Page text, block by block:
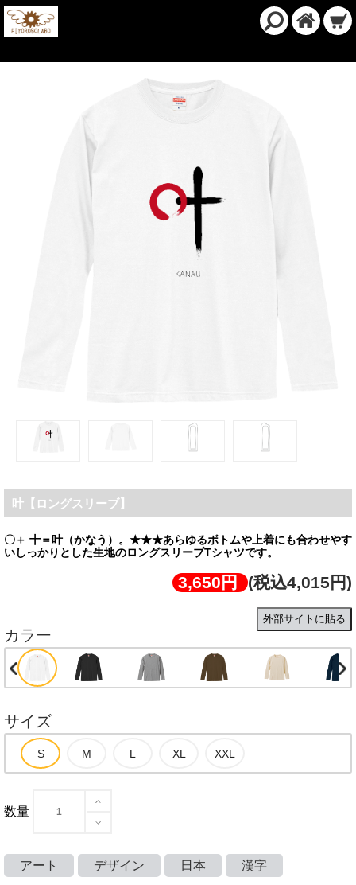
叶【ロングスリーブ】
〇＋ 十＝叶（かなう）。★★★あらゆるボトムや上着にも合わせやす
いしっかりとした生地のロングスリーブTシャツです。
3,650円 (税込4,015円)
外部サイトに貼る
カラー
サイズ
数量
アート デザイン 日本 漢字